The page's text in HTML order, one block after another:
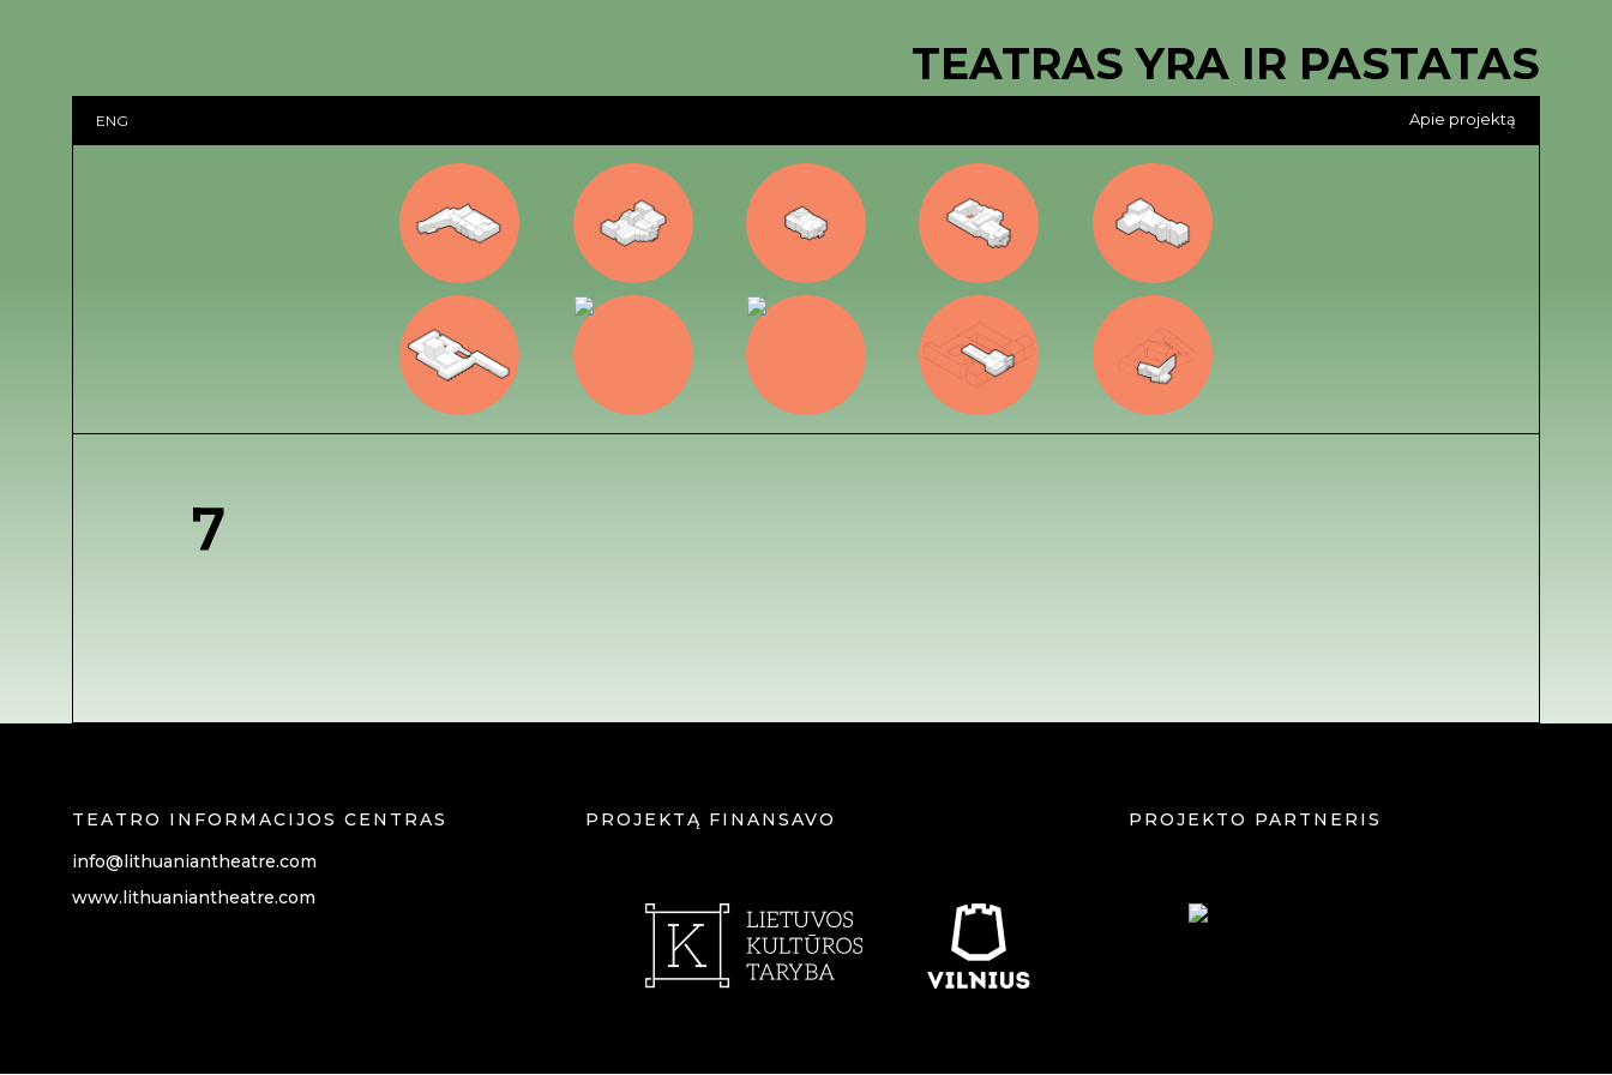
TEATRAS YRA IR PASTATAS
Apie projektą
ENG
7
TEATRO INFORMACIJOS CENTRAS
info@lithuaniantheatre.com
www.lithuaniantheatre.com
PROJEKTĄ FINANSAVO PROJEKTO PARTNERIS